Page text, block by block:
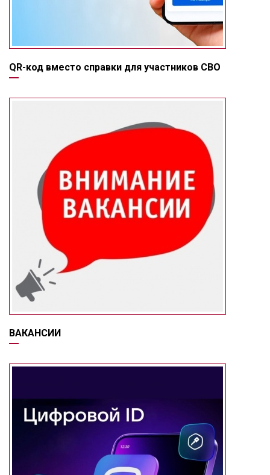
QR-код вместо справки для участников СВО
ВАКАНСИИ